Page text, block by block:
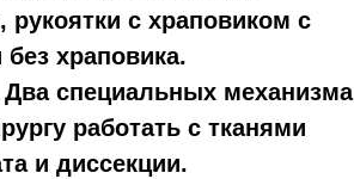
рукоятки с храповиком с
храповика.
Два специальных механизма
работать с тканями
и диссекции.